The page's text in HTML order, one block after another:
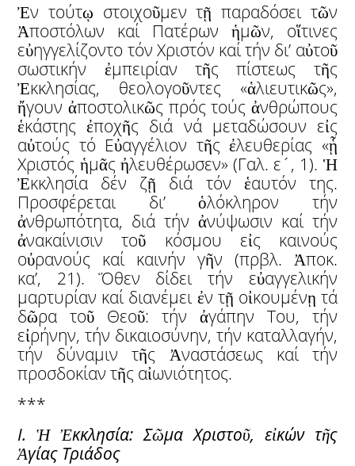
Ἐν τούτῳ στοιχοῦμεν τῇ παραδόσει τῶν
Ἀποστόλων καί Πατέρων ἡμῶν, οἵτινες
εὐηγγελίζοντο τόν Χριστόν καί τήν δι’ αὐτοῦ
σωστικήν ἐμπειρίαν τῆς πίστεως τῆς
Ἐκκλησίας, θεολογοῦντες «ἁλιευτικῶς»,
ἤγουν ἀποστολικῶς πρός τούς ἀνθρώπους
ἑκάστης ἐποχῆς διά νά μεταδώσουν εἰς
αὐτούς τό Εὐαγγέλιον τῆς ἐλευθερίας «ᾗ
Χριστός ἡμᾶς ἠλευθέρωσεν» (Γαλ. ε´, 1). Ἡ
Ἐκκλησία δέν ζῇ διά τόν ἑαυτόν της.
Προσφέρεται δι’ ὁλόκληρον τήν
ἀνθρωπότητα, διά τήν ἀνύψωσιν καί τήν
ἀνακαίνισιν τοῦ κόσμου εἰς καινούς
οὐρανούς καί καινήν γῆν (πρβλ. Ἀποκ.
κα’, 21). Ὅθεν δίδει τήν εὐαγγελικήν
μαρτυρίαν καί διανέμει ἐν τῇ οἰκουμένῃ τά
δῶρα τοῦ Θεοῦ: τήν ἀγάπην Του, τήν
εἰρήνην, τήν δικαιοσύνην, τήν καταλλαγήν,
τήν δύναμιν τῆς Ἀναστάσεως καί τήν
προσδοκίαν τῆς αἰωνιότητος.
***
I.Ἡ Ἐκκλησία: Σῶμα Χριστοῦ, εἰκών τῆς
Ἁγίας Τριάδος